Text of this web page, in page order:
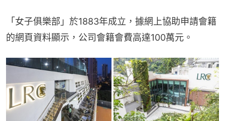
「女子俱樂部」於1883年成立，據網上協助申請會籍
的網頁資料顯示，公司會籍會費高達100萬元。